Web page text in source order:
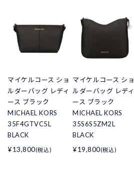
マイケルコース ショ
ルダーバッグ レディ
ース ブラック
MICHAEL KORS
35F4GTVC5L
BLACK
¥13,800(税込)
マイケルコース ショ
ルダーバッグ レディ
ース ブラック
MICHAEL KORS
35S6S5ZM2L
BLACK
¥19,800(税込)